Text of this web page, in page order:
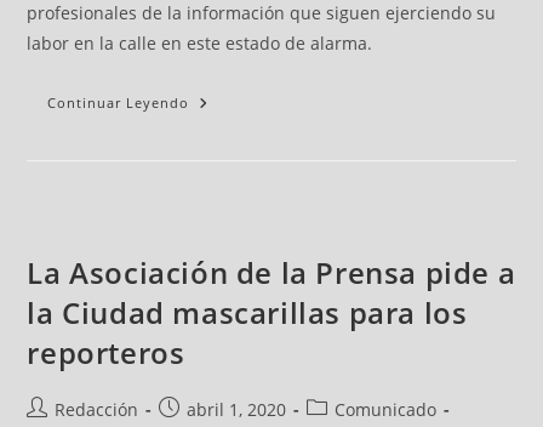
profesionales de la información que siguen ejerciendo su
labor en la calle en este estado de alarma.
Continuar Leyendo
La Asociación de la Prensa pide a
la Ciudad mascarillas para los
reporteros
Redacción abril 1, 2020
Comunicado